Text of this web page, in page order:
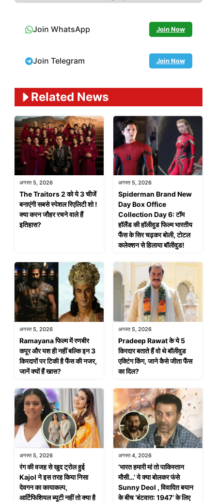
Join WhatsApp Join Now
Join Telegram Join Now
Related News
अगस्त 5, 2026
The Traitors 2 को ये 3 चीजें
बनाएंगी सबसे स्पेशल रिएलिटी शो !
क्या करन जौहर रचने वाले हैं
इतिहास?
अगस्त 5, 2026
Spiderman Brand New
Day Box Office
Collection Day 6: टॉम
हॉलैंड की हॉलीवुड फिल्म भारतीय
फैंस के सिर चढ़कर बोली, टोटल
कलेक्शन से हिलाया बॉलीवुड!
अगस्त 5, 2026
Ramayana फिल्म में रणबीर
कपूर और यश ही नहीं बल्कि इन 3
किरदारों पर टिकी है फैंस की नजर,
जानें क्यों हैं खास?
अगस्त 5, 2026
Pradeep Rawat के ये 5
किरदार बताते हैं वो थे बॉलीवुड
एक्टिंग किंग, जाने कैसे जीता फैंस
का दिल?
अगस्त 5, 2026
रंग की वजह से खुद ट्रोल हुई
Kajol ने इस तरह किया निसा
देवगन का कायाकल्प,
आर्टिफिशियल ब्यूटी नहीं तो क्या है
अगस्त 4, 2026
‘भारत हमारी मां तो पाकिस्तान
मौसी…’ ये क्या बोलकर फंसे
Sunny Deol , विवादित बयान
के बीच ‘बंटवारा: 1947’ के लिए